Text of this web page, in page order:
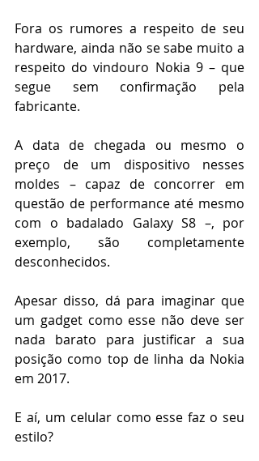
Fora os rumores a respeito de seu
hardware, ainda não se sabe muito a
respeito do vindouro Nokia 9 – que
segue sem confirmação pela
fabricante.
A data de chegada ou mesmo o
preço de um dispositivo nesses
moldes – capaz de concorrer em
questão de performance até mesmo
com o badalado Galaxy S8 –, por
exemplo, são completamente
desconhecidos.
Apesar disso, dá para imaginar que
um gadget como esse não deve ser
nada barato para justificar a sua
posição como top de linha da Nokia
em 2017.
E aí, um celular como esse faz o seu
estilo?